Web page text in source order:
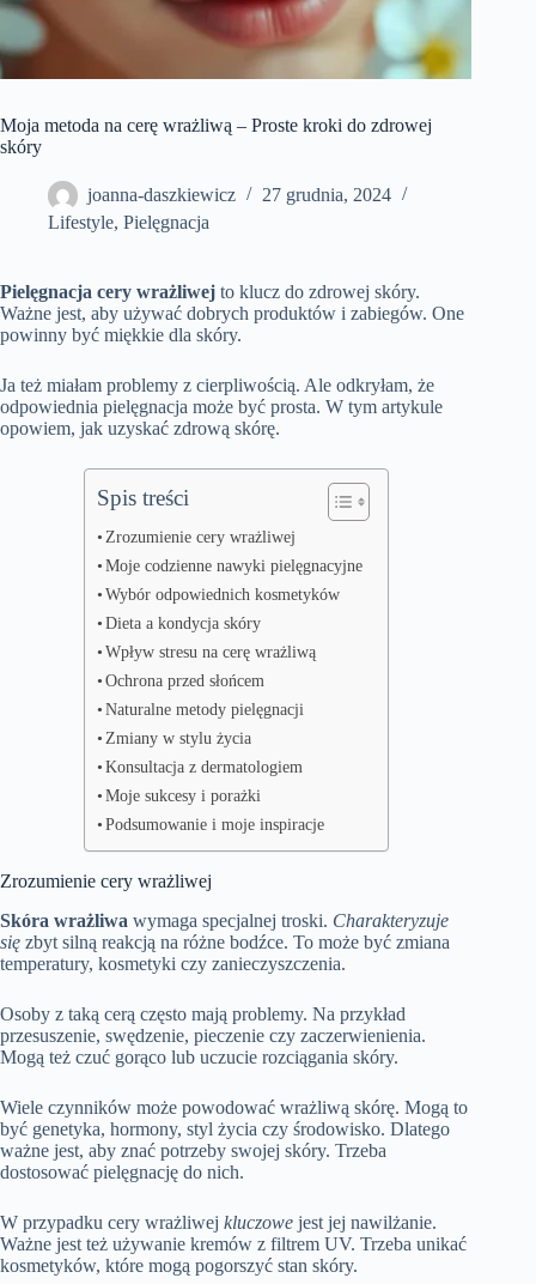
Moja metoda na cerę wrażliwą – Proste kroki do zdrowej
skóry
joanna-daszkiewicz
27 grudnia, 2024
Lifestyle, Pielęgnacja
Pielęgnacja cery wrażliwej to klucz do zdrowej skóry.
Ważne jest, aby używać dobrych produktów i zabiegów. One
powinny być miękkie dla skóry.
Ja też miałam problemy z cierpliwością. Ale odkryłam, że
odpowiednia pielęgnacja może być prosta. W tym artykule
opowiem, jak uzyskać zdrową skórę.
Spis treści
Zrozumienie cery wrażliwej
Moje codzienne nawyki pielęgnacyjne
Wybór odpowiednich kosmetyków
Dieta a kondycja skóry
Wpływ stresu na cerę wrażliwą
Ochrona przed słońcem
Naturalne metody pielęgnacji
Zmiany w stylu życia
Konsultacja z dermatologiem
Moje sukcesy i porażki
Podsumowanie i moje inspiracje
Zrozumienie cery wrażliwej
Skóra wrażliwa wymaga specjalnej troski. Charakteryzuje
się zbyt silną reakcją na różne bodźce. To może być zmiana
temperatury, kosmetyki czy zanieczyszczenia.
Osoby z taką cerą często mają problemy. Na przykład
przesuszenie, swędzenie, pieczenie czy zaczerwienienia.
Mogą też czuć gorąco lub uczucie rozciągania skóry.
Wiele czynników może powodować wrażliwą skórę. Mogą to
być genetyka, hormony, styl życia czy środowisko. Dlatego
ważne jest, aby znać potrzeby swojej skóry. Trzeba
dostosować pielęgnację do nich.
W przypadku cery wrażliwej kluczowe jest jej nawilżanie.
Ważne jest też używanie kremów z filtrem UV. Trzeba unikać
kosmetyków, które mogą pogorszyć stan skóry.